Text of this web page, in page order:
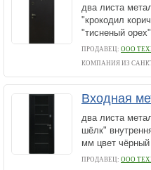
два листа
"крокодил
"тисненый
ПРОДАВЕЦ: ООО
КОМПАНИЯ ИЗ
Входная
два листа
шёлк"
мм цвет
ПРОДАВЕЦ: ООО